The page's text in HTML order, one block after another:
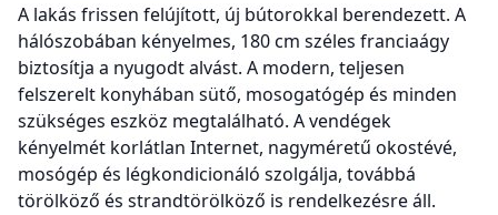
A lakás frissen felújított, új bútorokkal berendezett. A
hálószobában kényelmes, 180 cm széles franciaágy
biztosítja a nyugodt alvást. A modern, teljesen
felszerelt konyhában sütő, mosogatógép és minden
szükséges eszköz megtalálható. A vendégek
kényelmét korlátlan Internet, nagyméretű okostévé,
mosógép és légkondicionáló szolgálja, továbbá
törölköző és strandtörölköző is rendelkezésre áll.